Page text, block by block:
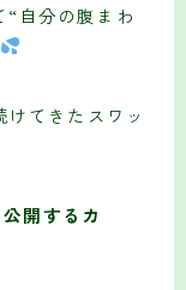
自分の腹まわ
てきたスワッ
開するカ